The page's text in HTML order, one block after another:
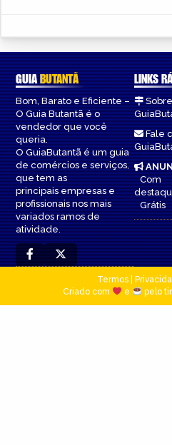
GUIABUTANTÃ
Bom, Barato e Eficiente –
O Guia Butantã é o
vendedor que você
queria.
O GuiaButantã é um guia
de comércios e serviços,
que tem as
principais empresas e
profissionais nos mais
variados ramos de
atividade.
LINKS
Sobre
Fale
Com
Grátis
Termos|
Criado com
e pelo